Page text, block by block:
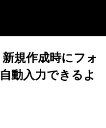
規作成時にフォ
動入力できるよ